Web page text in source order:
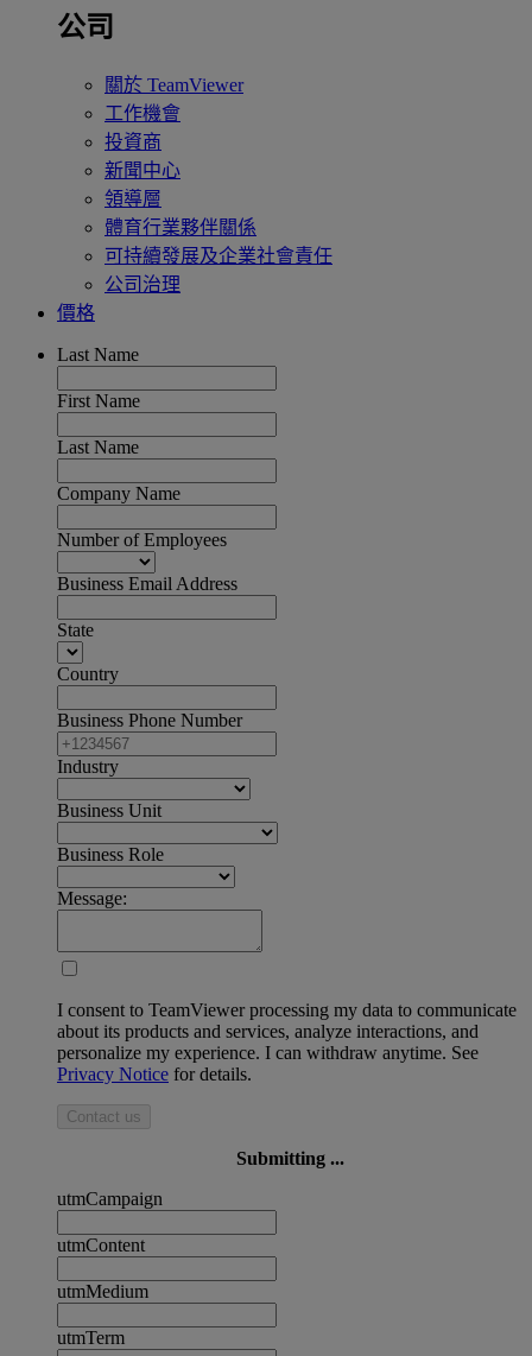
公司
關於 TeamViewer
工作機會
投資商
新聞中心
領導層
體育行業夥伴關係
可持續發展及企業社會責任
公司治理
價格
Last Name
First Name
Last Name
Company Name
Number of Employees
Business Email Address
State
Country
Business Phone Number
Industry
Business Unit
Business Role
Message:
I consent to TeamViewer processing my data to communicate
about its products and services, analyze interactions, and
personalize my experience. I can withdraw anytime. See
Privacy Notice for details.
Contact us
Submitting ...
utmCampaign
utmContent
utmMedium
utmTerm